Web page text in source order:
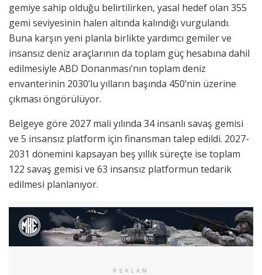
gemiye sahip olduğu belirtilirken, yasal hedef olan 355
gemi seviyesinin halen altında kalındığı vurgulandı.
Buna karşın yeni planla birlikte yardımcı gemiler ve
insansız deniz araçlarının da toplam güç hesabına dahil
edilmesiyle ABD Donanması’nın toplam deniz
envanterinin 2030’lu yılların başında 450’nin üzerine
çıkması öngörülüyor.
Belgeye göre 2027 mali yılında 34 insanlı savaş gemisi
ve 5 insansız platform için finansman talep edildi. 2027-
2031 dönemini kapsayan beş yıllık süreçte ise toplam
122 savaş gemisi ve 63 insansız platformun tedarik
edilmesi planlanıyor.
REKLAM